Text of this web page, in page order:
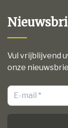
Vul vrijblijvend
onze